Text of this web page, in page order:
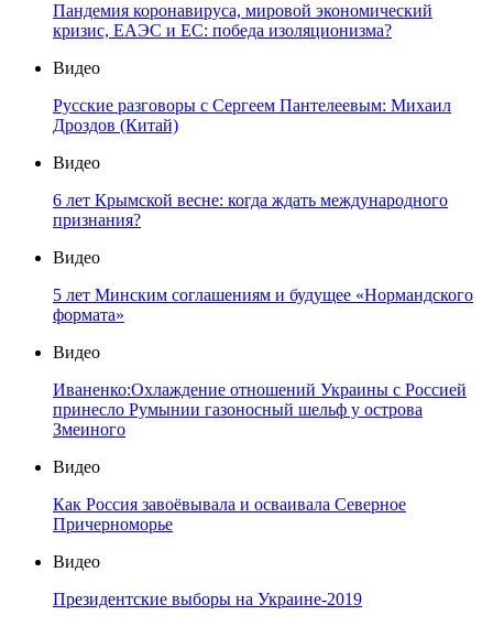
Пандемия коронавируса, мировой экономический
кризис, ЕАЭС и ЕС: победа изоляционизма?
Видео
Русские разговоры с Сергеем Пантелеевым: Михаил
Дроздов (Китай)
Видео
6 лет Крымской весне: когда ждать международного
признания?
Видео
5 лет Минским соглашениям и будущее «Нормандского
формата»
Видео
Иваненко:Охлаждение отношений Украины с Россией
принесло Румынии газоносный шельф у острова
Змеиного
Видео
Как Россия завоёвывала и осваивала Северное
Причерноморье
Видео
Президентские выборы на Украине-2019